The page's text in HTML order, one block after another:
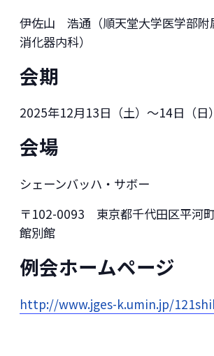
伊佐山 浩通（順天堂大学医学部
消化器内科）
会期
2025年12月13日（土）～14日（日）
会場
シェーンバッハ・サボー
〒102-0093 東京都千代田区平河
館別館
例会ホームページ
http://www.jges-k.umin.jp/